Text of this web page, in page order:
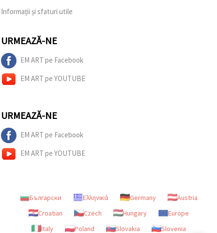
Informații și sfaturi utile
URMEAZĂ-NE
EM ART pe Facebook
EM ART pe YOUTUBE
URMEAZĂ-NE
EM ART pe Facebook
EM ART pe YOUTUBE
Български Ελληνικά Germany
Austria
Croatian
Czech Hungary
Europe
Italy
Poland Slovakia Slovenia